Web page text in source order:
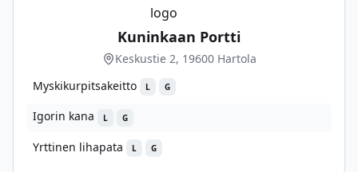
Kuninkaan Portti
Keskustie 2, 19600 Hartola
Myskikurpitsakeitto
L G
Igorin kana L G
Yrttinen lihapata L G